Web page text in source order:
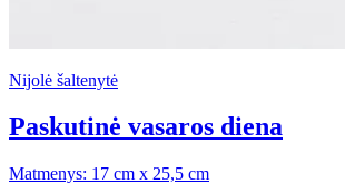
Nijolė šaltenytė
Paskutinė vasaros diena
Matmenys: 17 cm x 25,5 cm